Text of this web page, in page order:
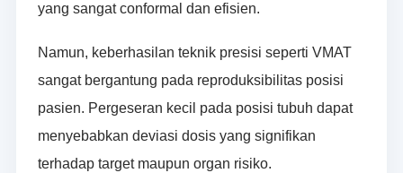
yang sangat conformal dan efisien.
Namun, keberhasilan teknik presisi seperti VMAT
sangat bergantung pada reproduksibilitas posisi
pasien. Pergeseran kecil pada posisi tubuh dapat
menyebabkan deviasi dosis yang signifikan
terhadap target maupun organ risiko.